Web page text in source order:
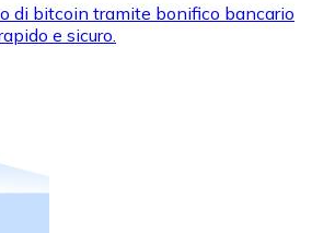
e Mastercard per acquistare
dei tuoi marchi preferiti con
regalo
di bitcoin tramite bonifico bancario
e sicuro.